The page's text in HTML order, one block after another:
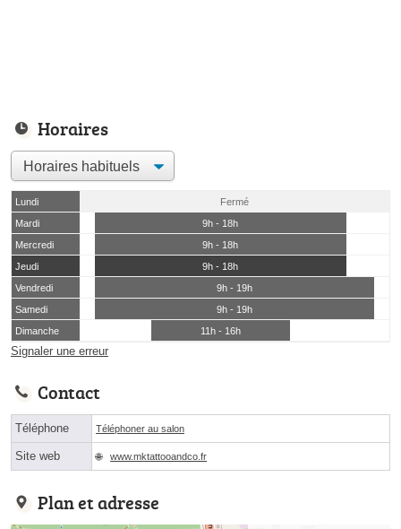
Horaires
Lundi
Fermé
Mardi
9h - 18h
Mercredi
9h - 18h
Jeudi
9h - 18h
Vendredi
9h - 19h
Samedi
9h - 19h
Dimanche
11h - 16h
Signaler une erreur
Contact
Téléphone Téléphoner au salon
Site web www.mktattooandco.fr
Plan et adresse